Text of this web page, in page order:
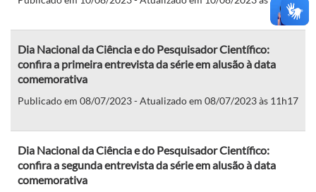
Dia Nacional da Ciência e do Pesquisador Científico:
confira a primeira entrevista da série em alusão à data
comemorativa
Publicado em 08/07/2023 - Atualizado em 08/07/2023 às 11h17
Dia Nacional da Ciência e do Pesquisador Científico:
confira a segunda entrevista da série em alusão à data
comemorativa